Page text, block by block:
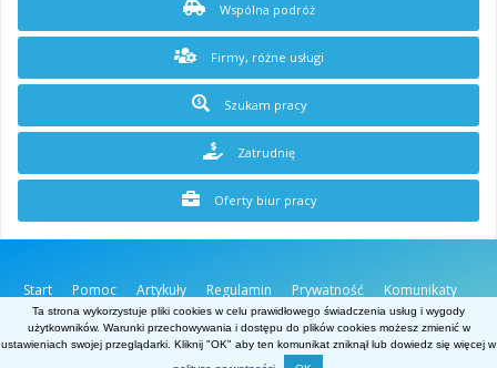
Wspólna podróż
Firmy, różne usługi
Szukam pracy
Zatrudnię
Oferty biur pracy
Start Pomoc Artykuły Regulamin Prywatność
Komunikaty
O stronie
Kontakt
Belgia.net
Powered by Invision Community
Ta strona wykorzystuje pliki cookies w celu prawidłowego świadczenia usług i wygody
użytkowników. Warunki przechowywania i dostępu do plików cookies możesz zmienić w
ustawieniach swojej przeglądarki. Kliknij "OK" aby ten komunikat zniknął lub dowiedz się więcej w